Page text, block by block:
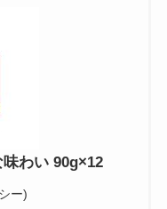
わい 90g×12
ー)